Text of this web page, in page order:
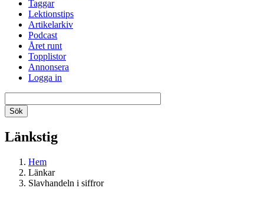
Taggar
Lektionstips
Artikelarkiv
Podcast
Året runt
Topplistor
Annonsera
Logga in
Länkstig
Hem
Länkar
Slavhandeln i siffror